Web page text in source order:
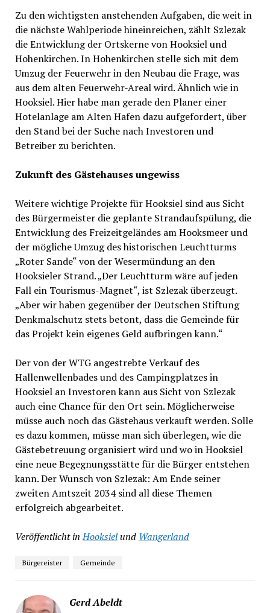
Zu den wichtigsten anstehenden Aufgaben, die weit in
die nächste Wahlperiode hineinreichen, zählt Szlezak
die Entwicklung der Ortskerne von Hooksiel und
Hohenkirchen. In Hohenkirchen stelle sich mit dem
Umzug der Feuerwehr in den Neubau die Frage, was
aus dem alten Feuerwehr-Areal wird. Ähnlich wie in
Hooksiel. Hier habe man gerade den Planer einer
Hotelanlage am Alten Hafen dazu aufgefordert, über
den Stand bei der Suche nach Investoren und
Betreiber zu berichten.
Zukunft des Gästehauses ungewiss
Weitere wichtige Projekte für Hooksiel sind aus Sicht
des Bürgermeister die geplante Strandaufspülung, die
Entwicklung des Freizeitgeländes am Hooksmeer und
der mögliche Umzug des historischen Leuchtturms
„Roter Sande“ von der Wesermündung an den
Hooksieler Strand. „Der Leuchtturm wäre auf jeden
Fall ein Tourismus-Magnet“, ist Szlezak überzeugt.
„Aber wir haben gegenüber der Deutschen Stiftung
Denkmalschutz stets betont, dass die Gemeinde für
das Projekt kein eigenes Geld aufbringen kann.“
Der von der WTG angestrebte Verkauf des
Hallenwellenbades und des Campingplatzes in
Hooksiel an Investoren kann aus Sicht von Szlezak
auch eine Chance für den Ort sein. Möglicherweise
müsse auch noch das Gästehaus verkauft werden. Solle
es dazu kommen, müsse man sich überlegen, wie die
Gästebetreuung organisiert wird und wo in Hooksiel
eine neue Begegnungsstätte für die Bürger entstehen
kann. Der Wunsch von Szlezak: Am Ende seiner
zweiten Amtszeit 2034 sind all diese Themen
erfolgreich abgearbeitet.
Veröffentlicht in Hooksielund Wangerland
Bürgereister Gemeinde
Gerd Abeldt